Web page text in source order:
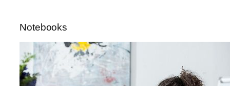
Notebooks